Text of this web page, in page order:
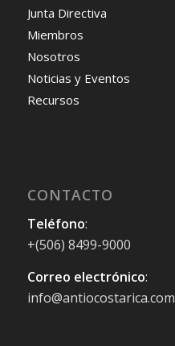
Junta Directiva
Miembros
Nosotros
Noticias y Eventos
Recursos
CONTACTO
Teléfono:
+(506) 8499-9000
Correo electrónico:
info@antiocostarica.com